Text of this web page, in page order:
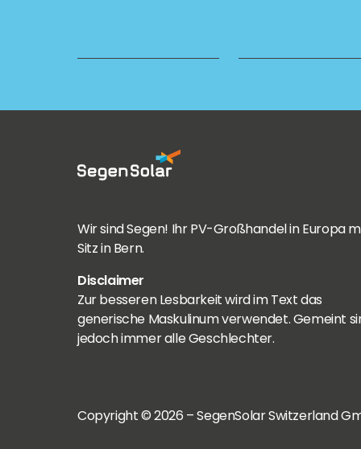
Wir sind Segen! Ihr PV-Großhandel in Europa
Sitz in Bern.
Disclaimer
Zur besseren Lesbarkeit wird im Text das
generische Maskulinum verwendet. Gemeint
jedoch immer alle Geschlechter.
Copyright © 2026 – SegenSolar Switzerland